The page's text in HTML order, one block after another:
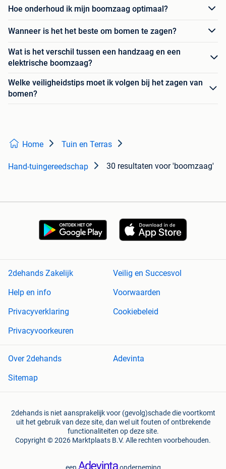
Hoe onderhoud ik mijn boomzaag optimaal?
Wanneer is het het beste om bomen te zagen?
Wat is het verschil tussen een handzaag en een
elektrische boomzaag?
Welke veiligheidstips moet ik volgen bij het zagen van
bomen?
Home Tuin en Terras
Hand-tuingereedschap 30 resultaten voor 'boomzaag'
2dehands Zakelijk
Veilig en Succesvol
Help en info
Voorwaarden
Privacyverklaring
Cookiebeleid
Privacyvoorkeuren
Over 2dehands
Adevinta
Sitemap
2dehands is niet aansprakelijk voor (gevolg)schade die voortkomt
uit het gebruik van deze site, dan wel uit fouten of ontbrekende
functionaliteiten op deze site.
Copyright © 2026 Marktplaats B.V. Alle rechten voorbehouden.